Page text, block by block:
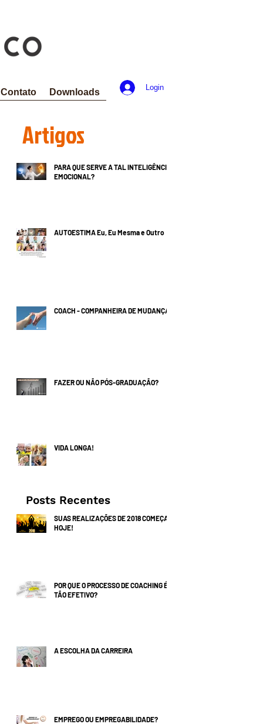
Contato Downloads Login
Artigos
Posts Recentes
PARA QUE SERVE A TAL INTELIGÊNCIA
EMOCIONAL?
AUTOESTIMA Eu, Eu Mesma e Outro
COACH - COMPANHEIRA DE MUDANÇAS
FAZER OU NÃO PÓS-GRADUAÇÃO?
VIDA LONGA!
SUAS REALIZAÇÕES DE 2018 COMEÇAM
HOJE!
POR QUE O PROCESSO DE COACHING É
TÃO EFETIVO?
A ESCOLHA DA CARREIRA
EMPREGO OU EMPREGABILIDADE?